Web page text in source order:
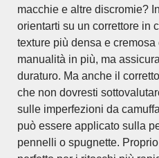
macchie e altre discromie?
orientarti su un correttore in
texture più densa e cremosa
manualità in più, ma
duraturo. Ma anche il
che non dovresti
sulle imperfezioni da
può essere applicato sulla
pennelli o spugnette.